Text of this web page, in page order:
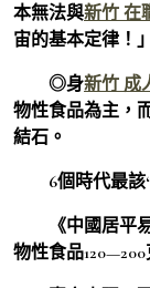
本無法與新竹 在
宙的基本定律！
◎身新竹 成
物性食品為主，
結石。
6個時代最該
《中國居平
物性食品